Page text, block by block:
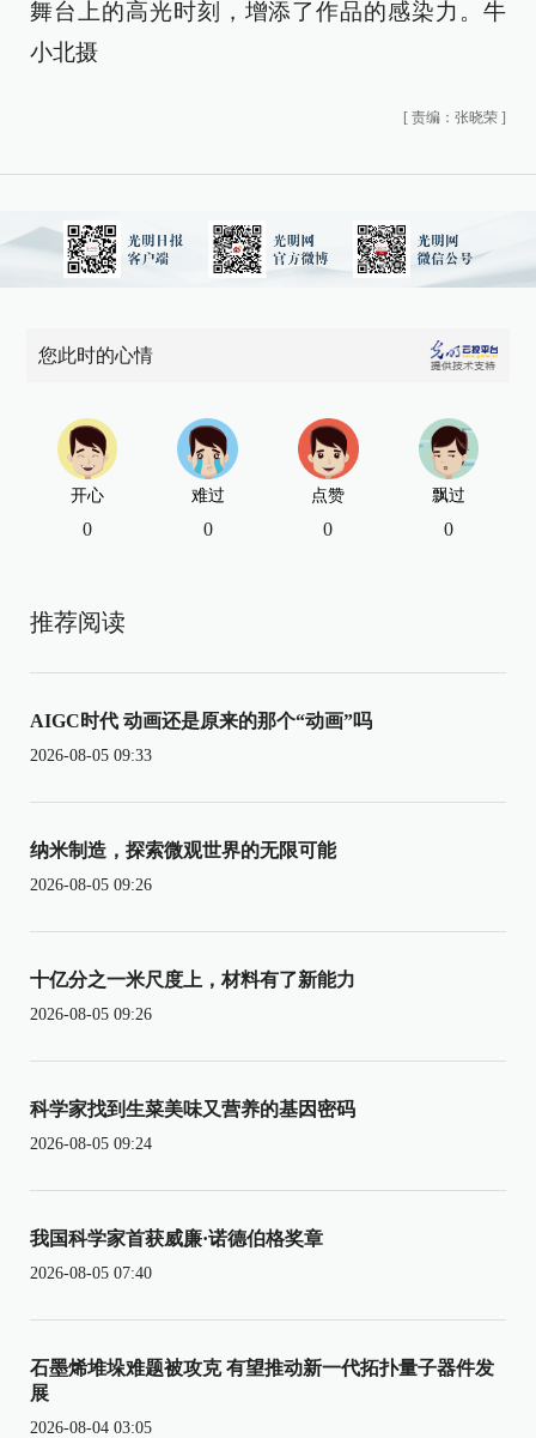
舞台上的高光时刻，增添了作品的感染力。牛
小北摄
[ 责编：张晓荣 ]
您此时的心情
开心
0
难过
0
点赞
0
飘过
0
推荐阅读
AIGC时代 动画还是原来的那个“动画”吗
2026-08-05 09:33
纳米制造，探索微观世界的无限可能
2026-08-05 09:26
十亿分之一米尺度上，材料有了新能力
2026-08-05 09:26
科学家找到生菜美味又营养的基因密码
2026-08-05 09:24
我国科学家首获威廉·诺德伯格奖章
2026-08-05 07:40
石墨烯堆垛难题被攻克 有望推动新一代拓扑量子器件发
展
2026-08-04 03:05